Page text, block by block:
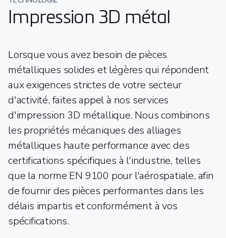
Impression 3D métal
Lorsque vous avez besoin de pièces
métalliques solides et légères qui répondent
aux exigences strictes de votre secteur
d'activité, faites appel à nos services
d'impression 3D métallique. Nous combinons
les propriétés mécaniques des alliages
métalliques haute performance avec des
certifications spécifiques à l'industrie, telles
que la norme EN 9100 pour l'aérospatiale, afin
de fournir des pièces performantes dans les
délais impartis et conformément à vos
spécifications.